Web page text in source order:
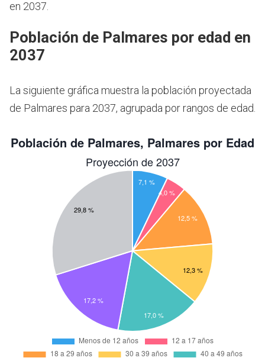
en 2037.
Población de Palmares por edad en
2037
La siguiente gráfica muestra la población proyectada
de Palmares para 2037, agrupada por rangos de edad.